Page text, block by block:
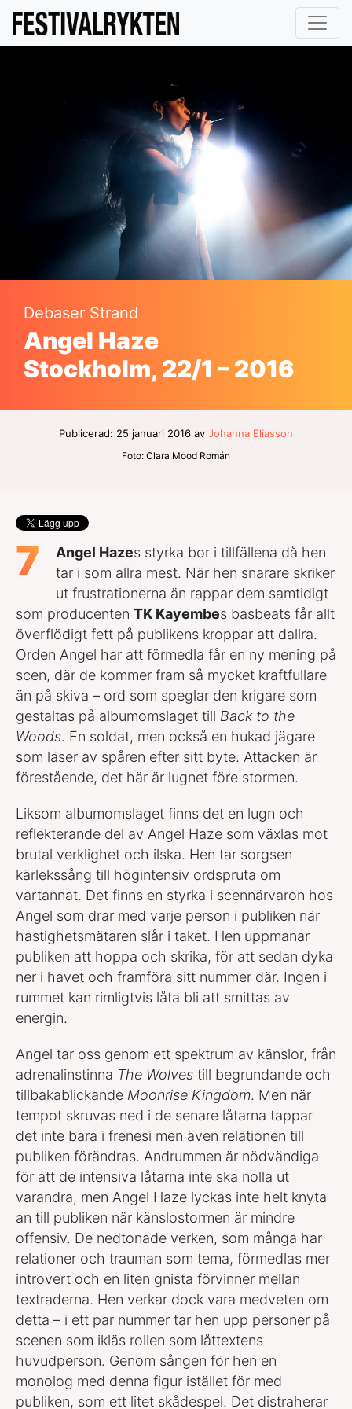
Debaser Strand
Angel Haze
Stockholm, 22/1 – 2016
Publicerad: 25 januari 2016 av Johanna Eliasson
Foto: Clara Mood Román
7 Angel Hazes styrka bor i tillfällena då hen
tar i som allra mest. När hen snarare skriker
ut frustrationerna än rappar dem samtidigt
som producenten TK Kayembes basbeats får allt
överflödigt fett på publikens kroppar att dallra.
Orden Angel har att förmedla får en ny mening på
scen, där de kommer fram så mycket kraftfullare
än på skiva – ord som speglar den krigare som
gestaltas på albumomslaget till Back to the
Woods. En soldat, men också en hukad jägare
som läser av spåren efter sitt byte. Attacken är
förestående, det här är lugnet före stormen.
Liksom albumomslaget finns det en lugn och
reflekterande del av Angel Haze som växlas mot
brutal verklighet och ilska. Hen tar sorgsen
kärlekssång till högintensiv ordspruta om
vartannat. Det finns en styrka i scennärvaron hos
Angel som drar med varje person i publiken när
hastighetsmätaren slår i taket. Hen uppmanar
publiken att hoppa och skrika, för att sedan dyka
ner i havet och framföra sitt nummer där. Ingen i
rummet kan rimligtvis låta bli att smittas av
energin.
Angel tar oss genom ett spektrum av känslor, från
adrenalinstinna The Wolves till begrundande och
tillbakablickande Moonrise Kingdom. Men när
tempot skruvas ned i de senare låtarna tappar
det inte bara i frenesi men även relationen till
publiken förändras. Andrummen är nödvändiga
för att de intensiva låtarna inte ska nolla ut
varandra, men Angel Haze lyckas inte helt knyta
an till publiken när känslostormen är mindre
offensiv. De nedtonade verken, som många har
relationer och trauman som tema, förmedlas mer
introvert och en liten gnista förvinner mellan
textraderna. Hen verkar dock vara medveten om
detta – i ett par nummer tar hen upp personer på
scenen som ikläs rollen som låttextens
huvudperson. Genom sången för hen en
monolog med denna figur istället för med
publiken, som ett litet skådespel. Det distraherar